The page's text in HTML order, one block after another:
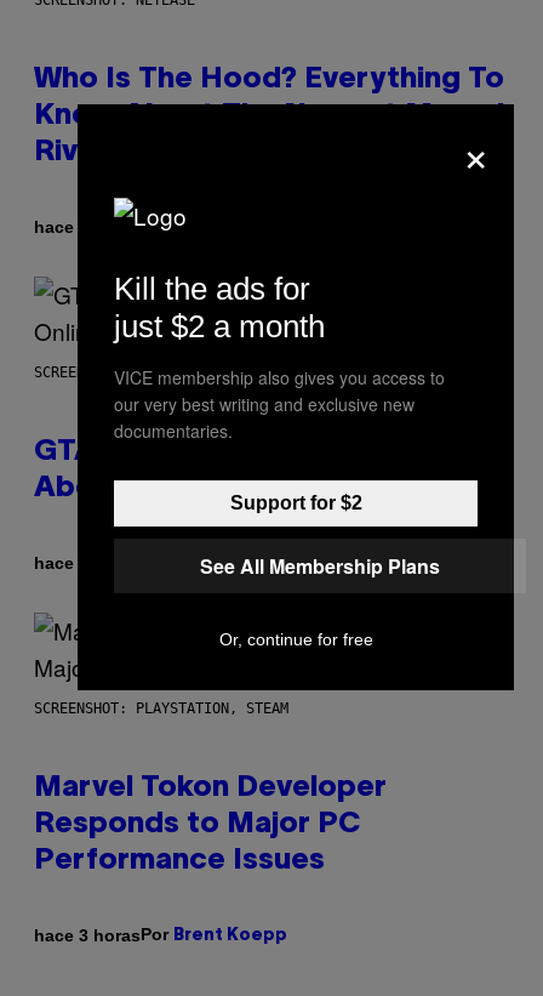
Who Is The Hood? Everything To
Know About The Newest Marvel
Rivals Character
hace 2 horasPorDenny Connolly
SCREENSHOT: ROCKSTAR GAMES
GTA 6 Gets Concerning Update
About GTA Online Release Date
hace 2 horas Brent Koepp
SCREENSHOT: PLAYSTATION, STEAM
Marvel Tokon Developer
Responds to Major PC
Performance Issues
hace 3 horasPor Brent Koepp
×
Kill the ads for
just $2 a month
VICE membership also gives you access to
our very best writing and exclusive new
documentaries.
Support for $2
See All Membership Plans
Or, continue for free